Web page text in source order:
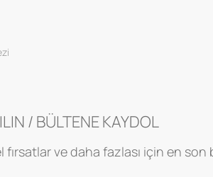
/ BÜLTENE KAYDOL
fırsatlar ve daha fazlası için en son